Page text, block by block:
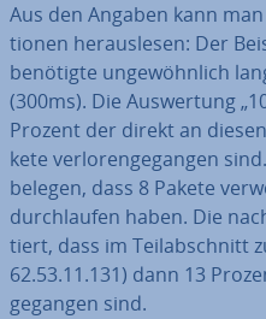
Aus den Angaben kann
tio­nen her­aus­le­sen: Der
benötigte un­ge­wöhn­lich
(300ms). Die Aus­wer­tung
Prozent der direkt an
ke­te ver­lo­ren­ge­gan­gen
belegen, dass 8 Pakete
durch­lau­fen haben. Die
tiert, dass im Teil­ab­schnitt
62.53.11.131) dann 13
ge­gan­gen sind.